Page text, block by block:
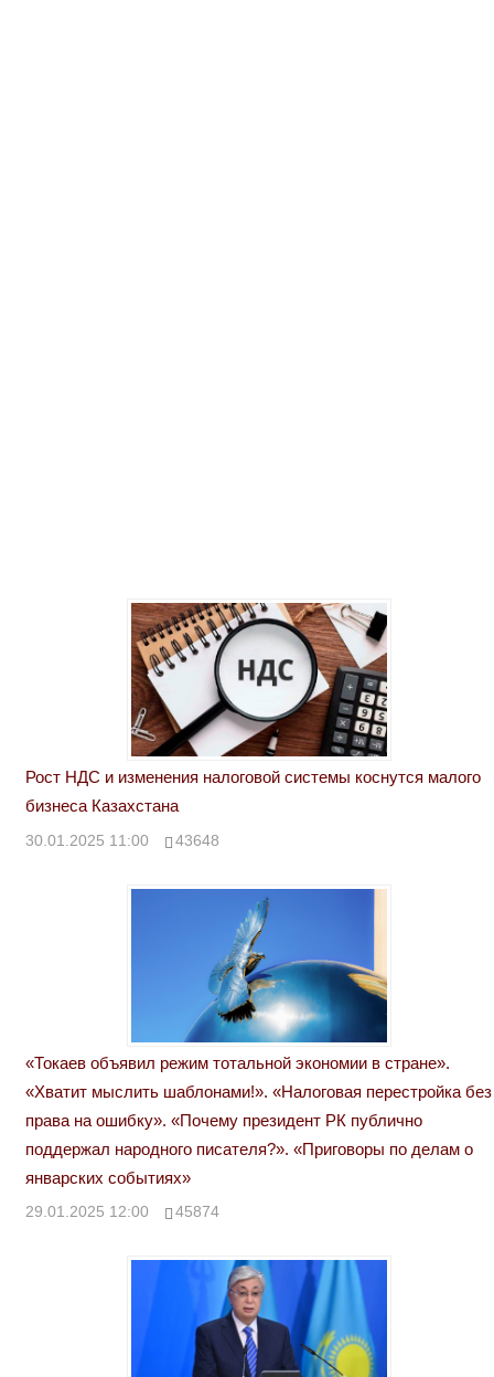
Рост НДС и изменения налоговой системы коснутся малого
бизнеса Казахстана
30.01.2025 11:00 43648
«Токаев объявил режим тотальной экономии в стране».
«Хватит мыслить шаблонами!». «Налоговая перестройка без
права на ошибку». «Почему президент РК публично
поддержал народного писателя?». «Приговоры по делам о
январских событиях»
29.01.2025 12:00 45874